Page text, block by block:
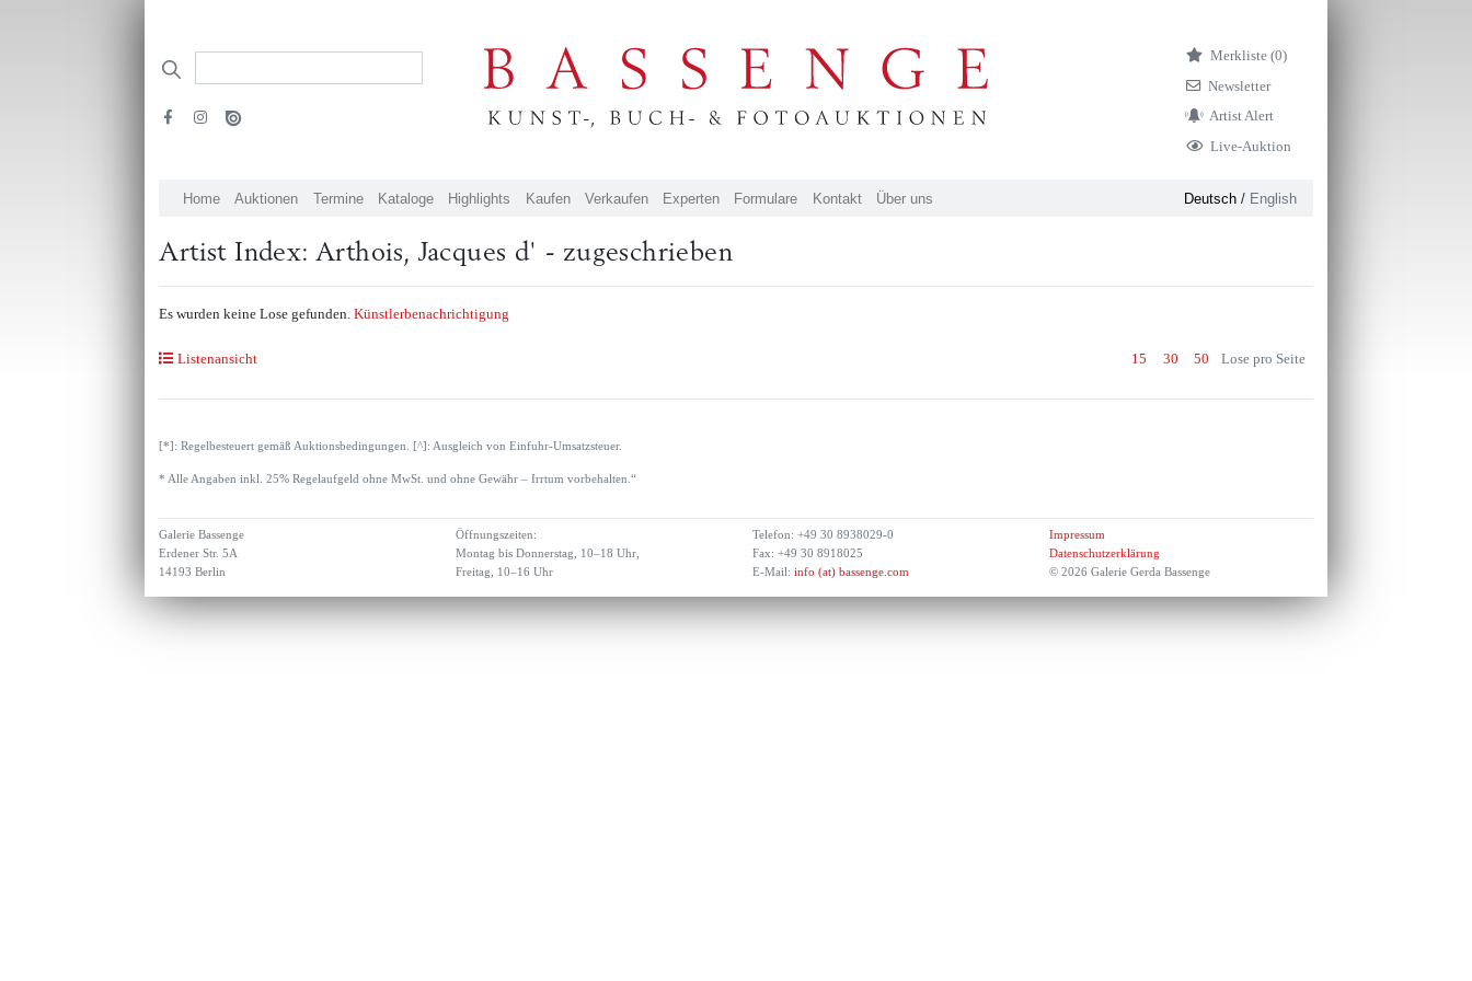
Merkliste (0)
Newsletter
Artist Alert
Live-Auktion
Home Auktionen Termine Kataloge Highlights Kaufen Verkaufen Experten Formulare Kontakt Über uns Deutsch/ English
Artist Index: Arthois, Jacques d' - zugeschrieben
Es wurden keine Lose gefunden.Künstlerbenachrichtigung
Listenansicht 15 30 50 Lose pro Seite
[*]: Regelbesteuert gemäß Auktionsbedingungen. [^]: Ausgleich von Einfuhr-Umsatzsteuer.
* Alle Angaben inkl. 25% Regelaufgeld ohne MwSt. und ohne Gewähr – Irrtum vorbehalten.“
Galerie Bassenge
Erdener Str. 5A
14193 Berlin
Öffnungszeiten:
Montag bis Donnerstag, 10–18 Uhr,
Freitag, 10–16 Uhr
Telefon: +49 30 8938029-0
Fax: +49 30 8918025
E-Mail: info (at) bassenge.com
Impressum
Datenschutzerklärung
© 2026 Galerie Gerda Bassenge